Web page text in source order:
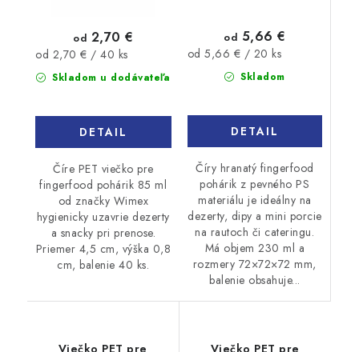
Skladom u dodávateľa
od 2,70 €
Jednotková
cena:
od 2,70 € / 40 ks
DETAIL
Číre PET viečko pre
fingerfood pohárik 85 ml
od značky Wimex
hygienicky uzavrie dezerty
a snacky pri prenose.
Priemer 4,5 cm, výška 0,8
cm, balenie 40 ks.
Skladom
od 5,66 €
Jednotková
od 5,66 € / 20 ks
DETAIL
Číry hranatý fingerfood
pohárik z pevného PS
materiálu je ideálny na
dezerty, dipy a mini porcie
na rautoch či cateringu.
Má objem 230 ml a
rozmery 72×72×72 mm,
balenie obsahuje...